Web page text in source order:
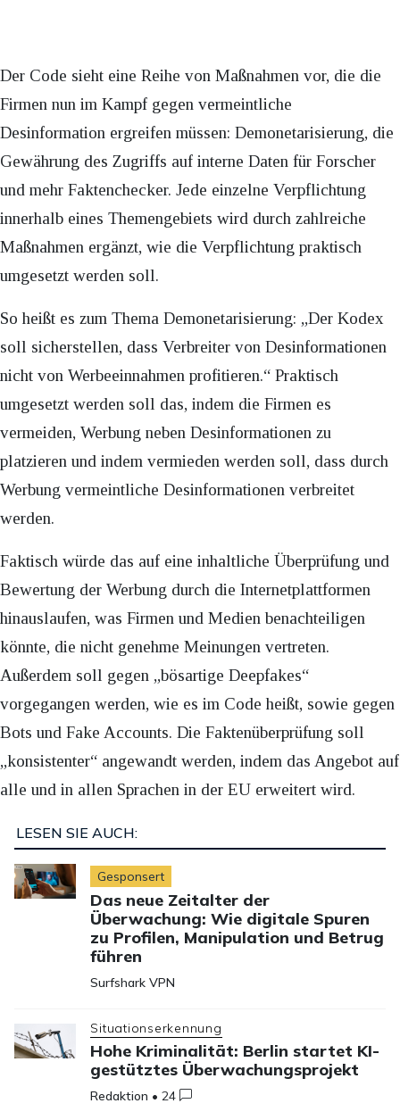
Der Code sieht eine Reihe von Maßnahmen vor, die die
Firmen nun im Kampf gegen vermeintliche
Desinformation ergreifen müssen: Demonetarisierung, die
Gewährung des Zugriffs auf interne Daten für Forscher
und mehr Faktenchecker. Jede einzelne Verpflichtung
innerhalb eines Themengebiets wird durch zahlreiche
Maßnahmen ergänzt, wie die Verpflichtung praktisch
umgesetzt werden soll.
So heißt es zum Thema Demonetarisierung: „Der Kodex
soll sicherstellen, dass Verbreiter von Desinformationen
nicht von Werbeeinnahmen profitieren.“ Praktisch
umgesetzt werden soll das, indem die Firmen es
vermeiden, Werbung neben Desinformationen zu
platzieren und indem vermieden werden soll, dass durch
Werbung vermeintliche Desinformationen verbreitet
werden.
Faktisch würde das auf eine inhaltliche Überprüfung und
Bewertung der Werbung durch die Internetplattformen
hinauslaufen, was Firmen und Medien benachteiligen
könnte, die nicht genehme Meinungen vertreten.
Außerdem soll gegen „bösartige Deepfakes“
vorgegangen werden, wie es im Code heißt, sowie gegen
Bots und Fake Accounts. Die Faktenüberprüfung soll
„konsistenter“ angewandt werden, indem das Angebot auf
alle und in allen Sprachen in der EU erweitert wird.
LESEN SIE AUCH:
Gesponsert
Das neue Zeitalter der
Überwachung: Wie digitale Spuren
zu Profilen, Manipulation und Betrug
führen
Surfshark VPN
Situationserkennung
Hohe Kriminalität: Berlin startet KI-
gestütztes Überwachungsprojekt
Redaktion •24